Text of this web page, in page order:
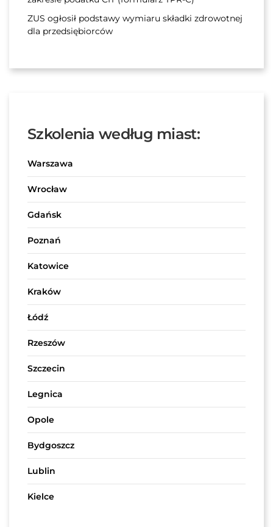
ZUS ogłosił podstawy wymiaru składki zdrowotnej
dla przedsiębiorców
Szkolenia według miast:
Warszawa
Wrocław
Gdańsk
Poznań
Katowice
Kraków
Łódź
Rzeszów
Szczecin
Legnica
Opole
Bydgoszcz
Lublin
Kielce